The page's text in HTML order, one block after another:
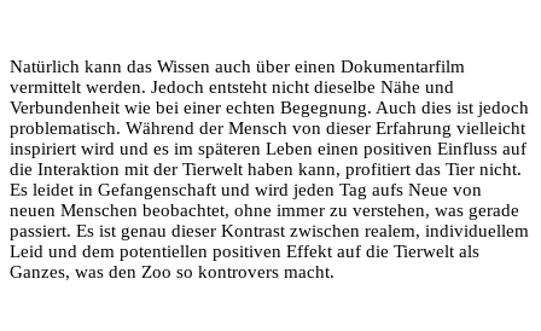
Natürlich kann das Wissen auch über einen Dokumentarfilm
vermittelt werden. Jedoch entsteht nicht dieselbe Nähe und
Verbundenheit wie bei einer echten Begegnung. Auch dies ist jedoch
problematisch. Während der Mensch von dieser Erfahrung vielleicht
inspiriert wird und es im späteren Leben einen positiven Einfluss auf
die Interaktion mit der Tierwelt haben kann, profitiert das Tier nicht.
Es leidet in Gefangenschaft und wird jeden Tag aufs Neue von
neuen Menschen beobachtet, ohne immer zu verstehen, was gerade
passiert. Es ist genau dieser Kontrast zwischen realem, individuellem
Leid und dem potentiellen positiven Effekt auf die Tierwelt als
Ganzes, was den Zoo so kontrovers macht.